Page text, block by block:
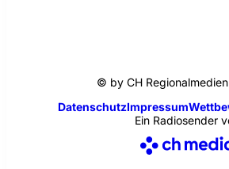
© by CH
DatenschutzImpressum
Ein Radiosender